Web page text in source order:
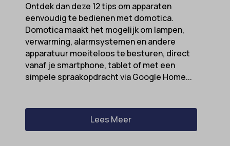
Ontdek dan deze 12 tips om apparaten
eenvoudig te bedienen met domotica.
Domotica maakt het mogelijk om lampen,
verwarming, alarmsystemen en andere
apparatuur moeiteloos te besturen, direct
vanaf je smartphone, tablet of met een
simpele spraakopdracht via Google Home...
Lees Meer